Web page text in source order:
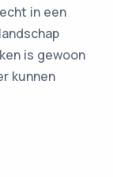
in een
is gewoon
kunnen